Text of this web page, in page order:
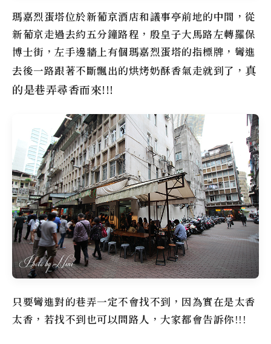
瑪嘉烈蛋塔位於新葡京酒店和議事亭前地的中間，從
新葡京走過去約五分鐘路程，殷皇子大馬路左轉羅保
博士街，左手邊牆上有個瑪嘉烈蛋塔的指標牌，彎進
去後一路跟著不斷飄出的烘烤奶酥香氣走就到了， 真
的是巷弄尋香而來!!!
只要彎進對的巷弄一定不會找不到，因為實在是太香
太香，若找不到也可以問路人，大家都會告訴你!!!